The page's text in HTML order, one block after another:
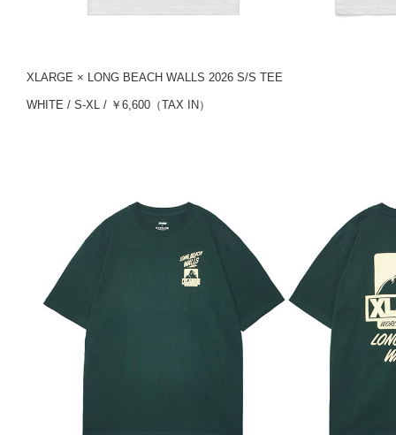
XLARGE × LONG BEACH WALLS 2026 S/S TEE
WHITE / S-XL / ￥6,600（TAX IN）